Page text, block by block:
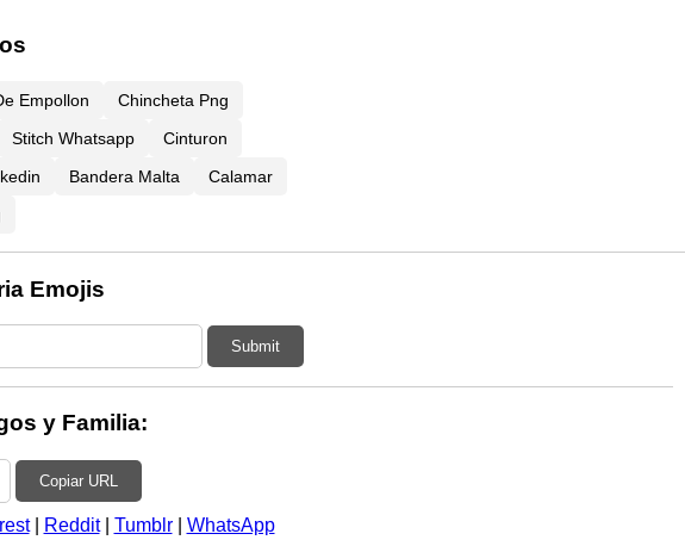
Empollon
Chincheta Png
Stitch Whatsapp
Cinturon
Bandera Malta
Calamar
Emojis
Submit
y Familia:
Copiar URL
| Reddit| Tumblr| WhatsApp